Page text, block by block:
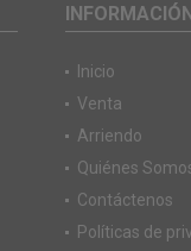
Inicio
Venta
Arriendo
Quiénes
Contáctenos
Políticas de